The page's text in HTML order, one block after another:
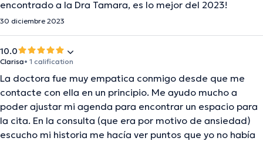
encontrado a la Dra Tamara, es lo mejor del 2023!
30 diciembre 2023
10.0
Clarisa• 1 calification
La doctora fue muy empatica conmigo desde que me
contacte con ella en un principio. Me ayudo mucho a
poder ajustar mi agenda para encontrar un espacio para
la cita. En la consulta (que era por motivo de ansiedad)
escucho mi historia me hacía ver puntos que yo no había